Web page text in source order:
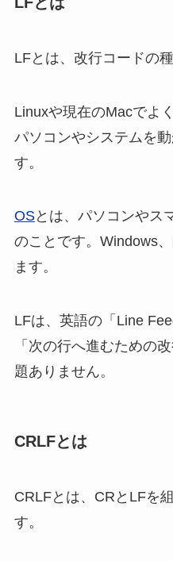
LFとは、改行コードの
Linuxや現在のMacでよ
パソコンやシステムを
す。
OSとは、パソコンやス
のことです。Windows
ます。
LFは、英語の「Line
「次の行へ進むための
題ありません。
CRLFとは
CRLFとは、CRとLFを
す。